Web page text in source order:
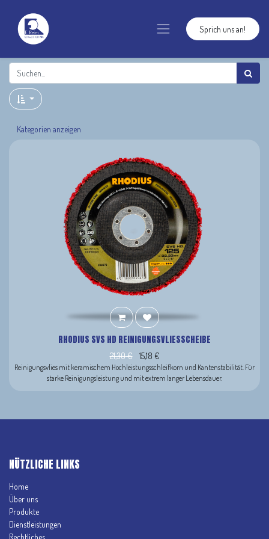
Sprich uns an!
Kategorien anzeigen
RHODIUS SVS HD REINIGUNGSVLIESSCHEIBE
21,30€ 15,18 €
Reinigungsvlies mit keramischem Hochleistungsschleifkorn und Kantenstabilität. Für
starke Reinigungsleistung und mit extrem langer Lebensdauer.
NÜTZLICHE LINKS
Home
Über uns
Produkte
Dienstleistungen
Rechtliches